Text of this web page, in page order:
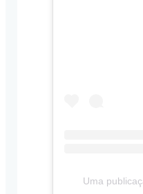
Uma